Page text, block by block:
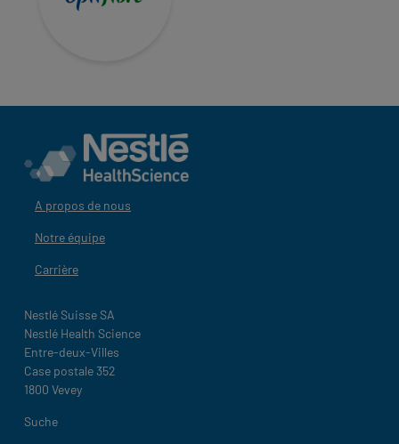
A propos de nous
Notre équipe
Carrière
Nestlé Suisse SA
Nestlé Health Science
Entre-deux-Villes
Case postale 352
1800 Vevey
Legal
Suche